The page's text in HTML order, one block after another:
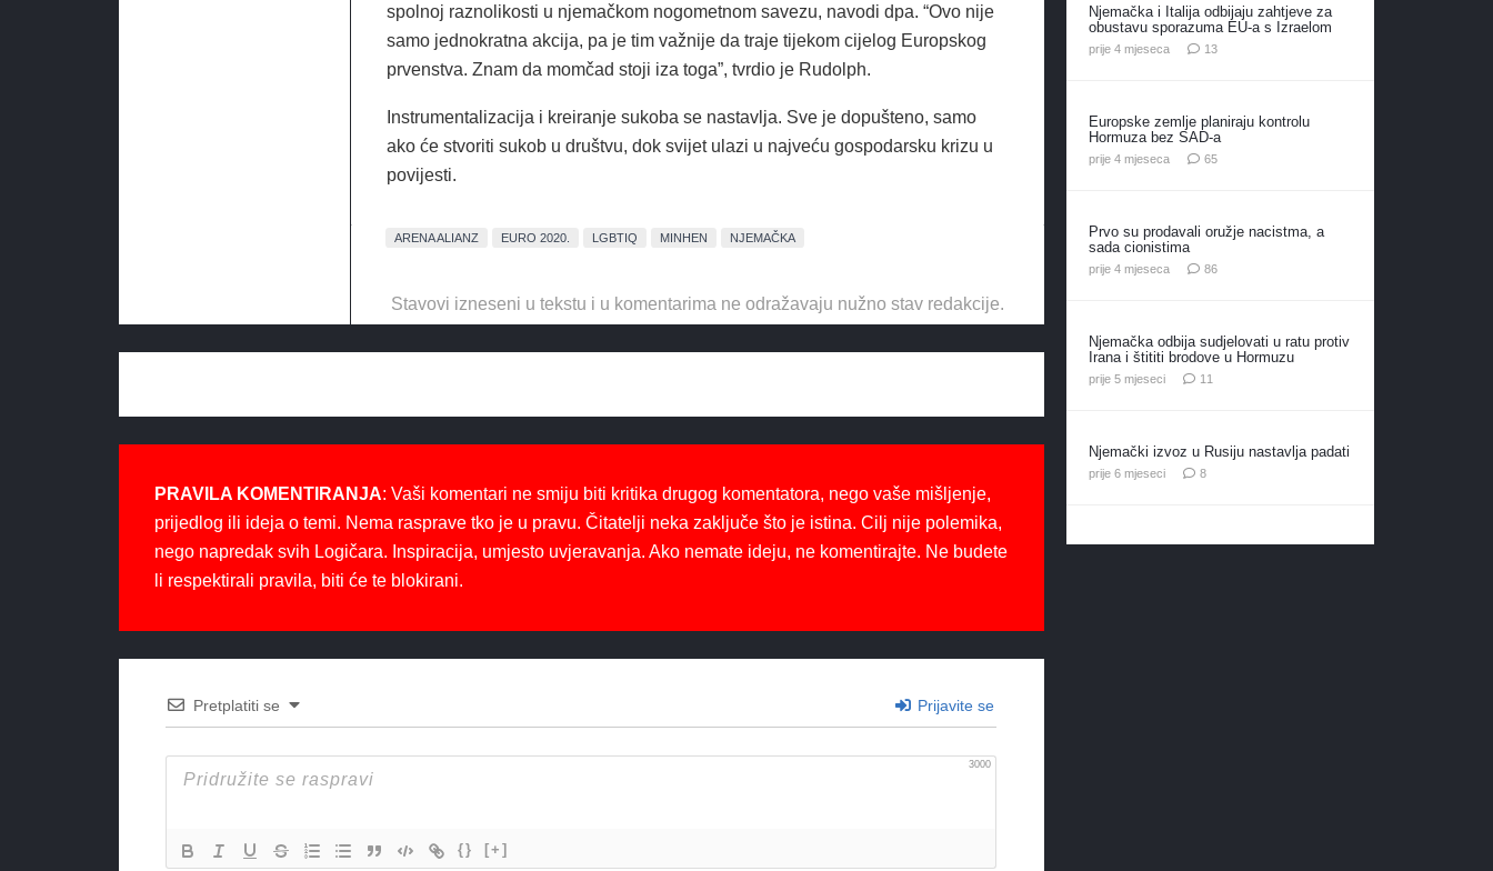
spolnoj raznolikosti u njemačkom nogometnom savezu, navodi dpa. “Ovo nije
samo jednokratna akcija, pa je tim važnije da traje tijekom cijelog Europskog
prvenstva. Znam da momčad stoji iza toga”, tvrdio je Rudolph.
Instrumentalizacija i kreiranje sukoba se nastavlja. Sve je dopušteno, samo
ako će stvoriti sukob u društvu, dok svijet ulazi u najveću gospodarsku krizu u
povijesti.
ARENA ALIANZ EURO 2020. LGBTIQ MINHEN NJEMAČKA
Stavovi izneseni u tekstu i u komentarima ne odražavaju nužno stav redakcije.
PRAVILA KOMENTIRANJA: Vaši komentari ne smiju biti kritika drugog komentatora, nego vaše mišljenje,
prijedlog ili ideja o temi. Nema rasprave tko je u pravu. Čitatelji neka zaključe što je istina. Cilj nije polemika,
nego napredak svih Logičara. Inspiracija, umjesto uvjeravanja. Ako nemate ideju, ne komentirajte. Ne budete
li respektirali pravila, biti će te blokirani.
Pretplatiti se Prijavite se
3000
{} [+]
Njemačka i Italija odbijaju zahtjeve za
obustavu sporazuma EU-a s Izraelom
prije 4 mjeseca 13komentara
Europske zemlje planiraju kontrolu
Hormuza bez SAD-a
prije 4 mjeseca 65komentara
Prvo su prodavali oružje nacistma, a
sada cionistima
prije 4 mjeseca 86komentara
Njemačka odbija sudjelovati u ratu protiv
Irana i štititi brodove u Hormuzu
prije 5 mjeseci 11
Njemački izvoz u Rusiju nastavlja padati
prije 6 mjeseci 8komentara